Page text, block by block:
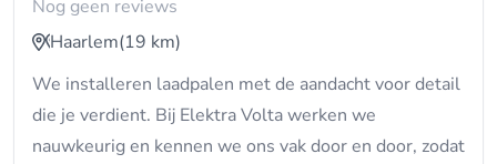
Nog geen reviews
Haarlem(19 km)
We installeren laadpalen met de aandacht voor detail
die je verdient. Bij Elektra Volta werken we
nauwkeurig en kennen we ons vak door en door, zodat